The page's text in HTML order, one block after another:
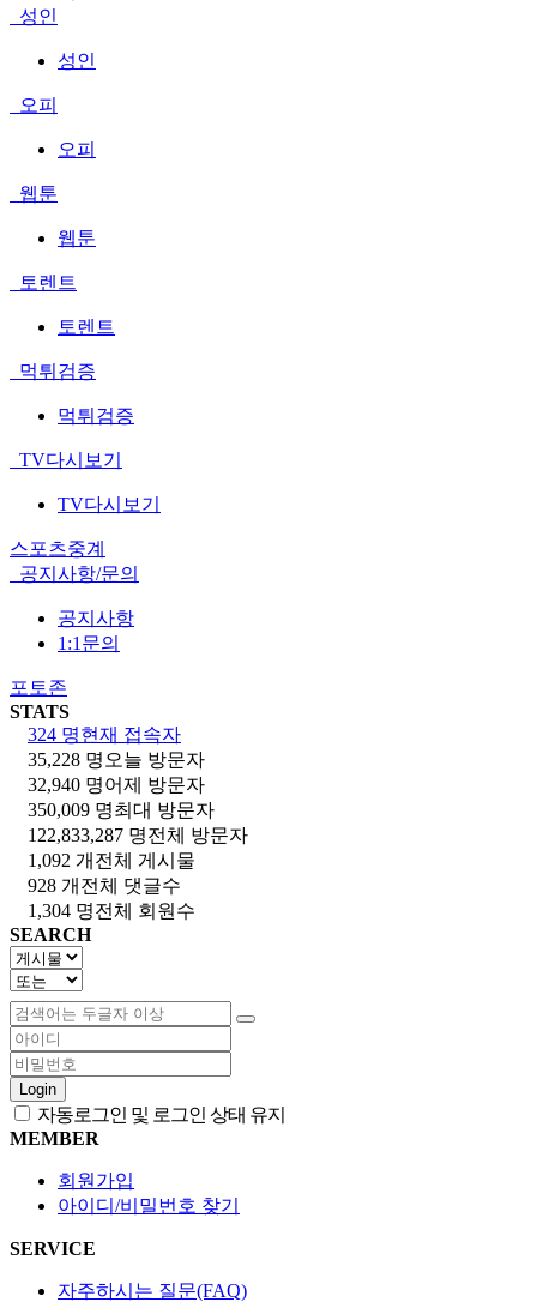
성인
성인
오피
오피
웹툰
웹툰
토렌트
토렌트
먹튀검증
먹튀검증
TV다시보기
TV다시보기
스포츠중계
공지사항/문의
공지사항
1:1문의
포토존
STATS
324 명현재 접속자
35,228 명 오늘 방문자
32,940 명어제 방문자
350,009 명최대 방문자
122,833,287 명전체 방문자
1,092 개 전체 게시물
928 개 전체 댓글수
1,304 명전체 회원수
SEARCH
Login
자동로그인 및 로그인 상태 유지
MEMBER
회원가입
아이디/비밀번호 찾기
SERVICE
자주하시는 질문(FAQ)